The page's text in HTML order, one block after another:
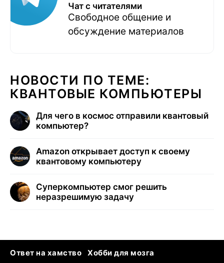
Чат с читателями
Свободное общение и
обсуждение материалов
НОВОСТИ ПО ТЕМЕ:
КВАНТОВЫЕ КОМПЬЮТЕРЫ
Для чего в космос отправили квантовый
компьютер?
Amazon открывает доступ к своему
квантовому компьютеру
Суперкомпьютер смог решить
неразрешимую задачу
Ответ на хамство
Хобби для мозга